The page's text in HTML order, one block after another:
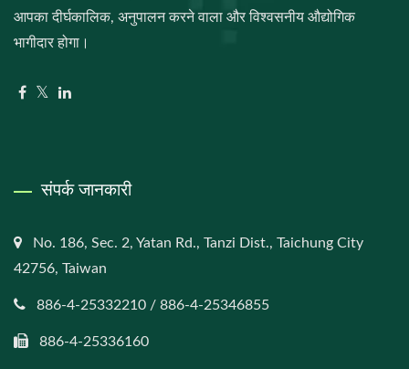
आपका दीर्घकालिक, अनुपालन करने वाला और विश्वसनीय औद्योगिक
भागीदार होगा।
संपर्क जानकारी
No. 186, Sec. 2, Yatan Rd., Tanzi Dist., Taichung City
42756, Taiwan
886-4-25332210 / 886-4-25346855
886-4-25336160